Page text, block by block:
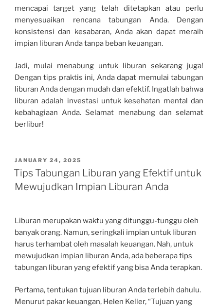
mencapai target yang telah ditetapkan atau perlu
menyesuaikan rencana tabungan Anda. Dengan
konsistensi dan kesabaran, Anda akan dapat meraih
impian liburan Anda tanpa beban keuangan.
Jadi, mulai menabung untuk liburan sekarang juga!
Dengan tips praktis ini, Anda dapat memulai tabungan
liburan Anda dengan mudah dan efektif. Ingatlah bahwa
liburan adalah investasi untuk kesehatan mental dan
kebahagiaan Anda. Selamat menabung dan selamat
berlibur!
POSTED
ON
JANUARY 24, 2025
Tips Tabungan Liburan yang Efektif untuk
Mewujudkan Impian Liburan Anda
Liburan merupakan waktu yang ditunggu-tunggu oleh
banyak orang. Namun, seringkali impian untuk liburan
harus terhambat oleh masalah keuangan. Nah, untuk
mewujudkan impian liburan Anda, ada beberapa tips
tabungan liburan yang efektif yang bisa Anda terapkan.
Pertama, tentukan tujuan liburan Anda terlebih dahulu.
Menurut pakar keuangan, Helen Keller, “Tujuan yang